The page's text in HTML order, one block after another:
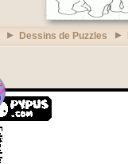
Dessins de Puzzles